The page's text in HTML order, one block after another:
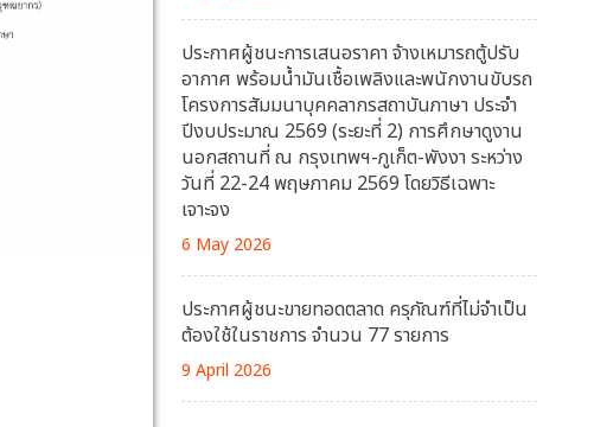
ประกาศผู้ชนะการเสนอราคา จ้างเหมารถตู้ปรับ
อากาศ พร้อมน้ำมันเชื้อเพลิงและพนักงานขับรถ
โครงการสัมมนาบุคคลากรสถาบันภาษา ประจำ
ปีงบประมาณ 2569 (ระยะที่ 2) การศึกษาดูงาน
นอกสถานที่ ณ กรุงเทพฯ-ภูเก็ต-พังงา ระหว่าง
วันที่ 22-24 พฤษภาคม 2569 โดยวิธีเฉพาะ
เจาะจง
6 May 2026
ประกาศผู้ชนะขายทอดตลาด ครุภัณฑ์ที่ไม่จำเป็น
ต้องใช้ในราชการ จำนวน 77 รายการ
9 April 2026